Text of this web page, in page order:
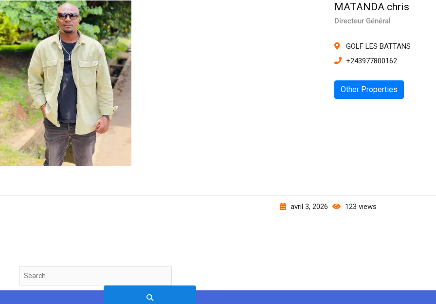
MATANDA chris
Directeur Général
GOLF LES BATTANS
+243977800162
Other Properties
avril 3, 2026 123 views
Search
…